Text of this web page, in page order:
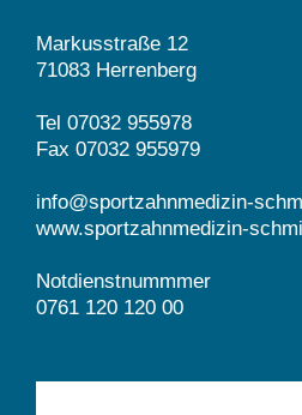
Markusstraße 12
71083 Herrenberg
Tel 07032 955978
Fax 07032 955979
info@sportzahnmedizin-
www.sportzahnmedizin-
Notdienstnummmer
0761 120 120 00